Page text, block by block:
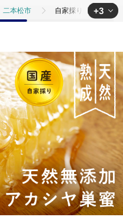
二本松市 自家採り国産 天然
自家採り国産 天然熟成アカシヤ
はちみつ 自家採り国産 天
+3